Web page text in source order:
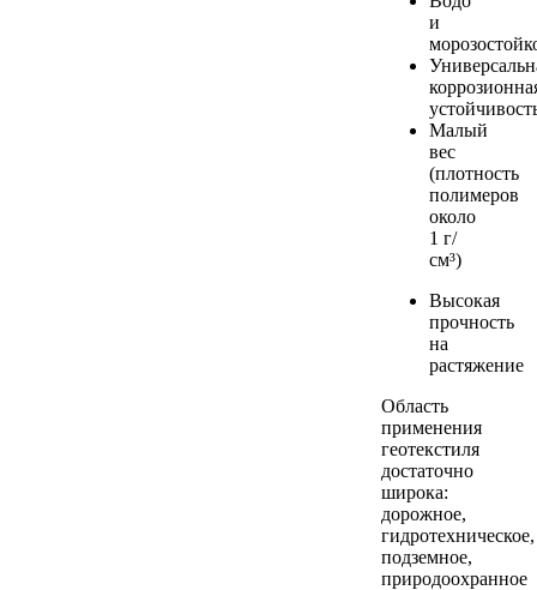
и
Малый
вес
(плотность
полимеров
около
1 г/
см³)
Высокая
прочность
на
растяжение
Область
применения
геотекстиля
достаточно
широка:
дорожное,
гидротехническое,
подземное,
природоохранное